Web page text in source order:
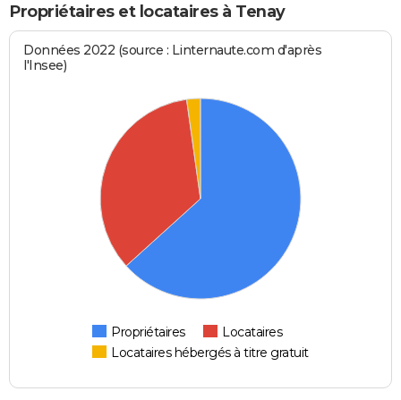
Propriétaires et locataires à Tenay
Données 2022 (source : Linternaute.com d'après
l'Insee)
Propriétaires
Locataires
Locataires hébergés à titre gratuit